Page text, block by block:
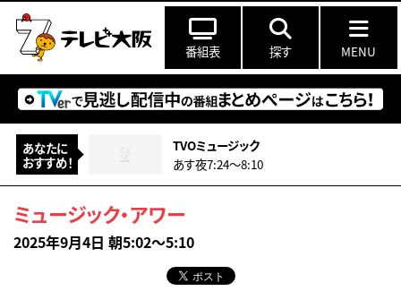
番組表 探す MENU
あなたに
おすすめ！
TVOミュージック
あす夜7:24〜8:10
ミュージック・アワー
2025年9月4日 朝5:02～5:10